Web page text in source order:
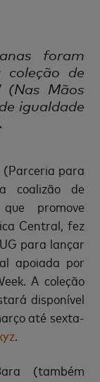
foram
coleção de
(Nas Mãos
igualdade
para
coalizão de
promove
Central, fez
para lançar
apoiada por
A coleção
disponível
até sexta-
.
(também